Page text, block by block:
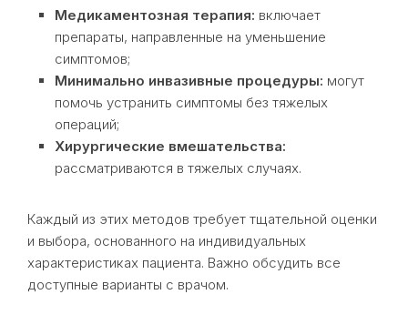
Медикаментозная терапия: включает
препараты, направленные на уменьшение
симптомов;
Минимально инвазивные процедуры: могут
помочь устранить симптомы без тяжелых
операций;
Хирургические вмешательства:
рассматриваются в тяжелых случаях.
Каждый из этих методов требует тщательной оценки
и выбора, основанного на индивидуальных
характеристиках пациента. Важно обсудить все
доступные варианты с врачом.